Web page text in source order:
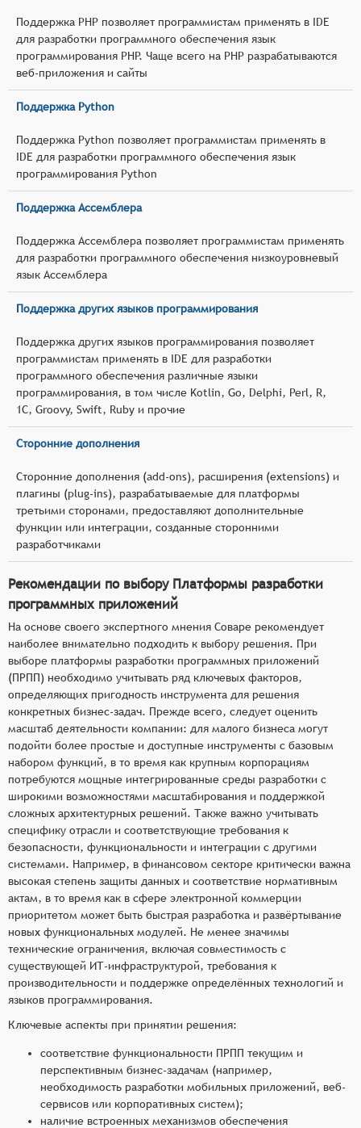
Поддержка PHP позволяет программистам применять в IDE
для разработки программного обеспечения язык
программирования PHP. Чаще всего на PHP разрабатываются
веб-приложения и сайты
Поддержка Python
Поддержка Python позволяет программистам применять в
IDE для разработки программного обеспечения язык
программирования Python
Поддержка Ассемблера
Поддержка Ассемблера позволяет программистам применять
для разработки программного обеспечения низкоуровневый
язык Ассемблера
Поддержка других языков программирования
Поддержка других языков программирования позволяет
программистам применять в IDE для разработки
программного обеспечения различные языки
программирования, в том числе Kotlin, Go, Delphi, Perl, R,
1С, Groovy, Swift, Ruby и прочие
Сторонние дополнения
Сторонние дополнения (add-ons), расширения (extensions) и
плагины (plug-ins), разрабатываемые для платформы
третьими сторонами, предоставляют дополнительные
функции или интеграции, созданные сторонними
разработчиками
Рекомендации по выбору Платформы разработки
программных приложений
На основе своего экспертного мнения Соваре рекомендует
наиболее внимательно подходить к выбору решения. При
выборе платформы разработки программных приложений
(ПРПП) необходимо учитывать ряд ключевых факторов,
определяющих пригодность инструмента для решения
конкретных бизнес-задач. Прежде всего, следует оценить
масштаб деятельности компании: для малого бизнеса могут
подойти более простые и доступные инструменты с базовым
набором функций, в то время как крупным корпорациям
потребуются мощные интегрированные среды разработки с
широкими возможностями масштабирования и поддержкой
сложных архитектурных решений. Также важно учитывать
специфику отрасли и соответствующие требования к
безопасности, функциональности и интеграции с другими
системами. Например, в финансовом секторе критически важна
высокая степень защиты данных и соответствие нормативным
актам, в то время как в сфере электронной коммерции
приоритетом может быть быстрая разработка и развёртывание
новых функциональных модулей. Не менее значимы
технические ограничения, включая совместимость с
существующей ИТ-инфраструктурой, требования к
производительности и поддержке определённых технологий и
языков программирования.
Ключевые аспекты при принятии решения:
соответствие функциональности ПРПП текущим и
перспективным бизнес-задачам (например,
необходимость разработки мобильных приложений, веб-
сервисов или корпоративных систем);
наличие встроенных механизмов обеспечения